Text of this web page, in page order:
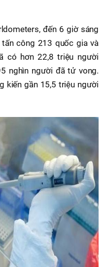
đến 6 giờ sáng
công 213 quốc gia và
có hơn 22,8 triệu người
nghìn người đã tử vong.
kiến gần 15,5 triệu người